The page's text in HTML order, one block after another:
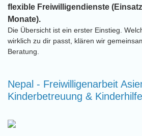
flexible Freiwilligendienste
Monate).
Die Übersicht ist ein erster Einstieg.
wirklich zu dir passt, klären wir
Beratung.
Nepal - Freiwilligenarbeit
Kinderbetreuung &